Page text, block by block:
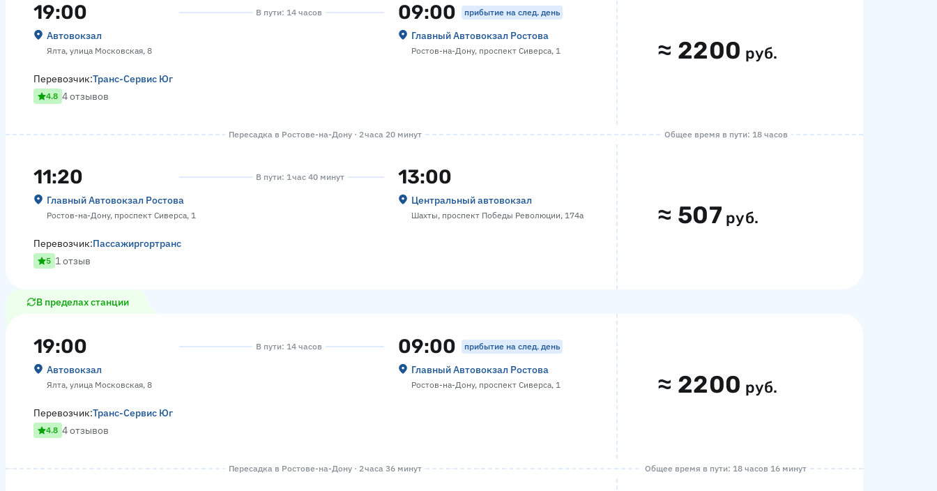
19:00
Автовокзал
Ялта, улица Московская, 8
В пути: 14 часов 09:00 прибытие на след. день
Главный Автовокзал Ростова
Ростов-на-Дону, проспект Сиверса, 1 ≈ 2200 руб.
Перевозчик:Транс-Сервис Юг
4.8 4 отзывов
Пересадка в Ростове-на-Дону · 2 часа 20 минут Общее время в пути: 18 часов
11:20
Главный Автовокзал Ростова
Ростов-на-Дону, проспект Сиверса, 1
В пути: 1 час 40 минут 13:00
Центральный автовокзал
Шахты, проспект Победы Революции, 174а ≈ 507 руб.
Перевозчик:Пассажиргортранс
5 1 отзыв
В пределах станции
19:00
Автовокзал
Ялта, улица Московская, 8
В пути: 14 часов 09:00 прибытие на след. день
Главный Автовокзал Ростова
Ростов-на-Дону, проспект Сиверса, 1 ≈ 2200 руб.
Перевозчик:Транс-Сервис Юг
4.8 4 отзывов
Пересадка в Ростове-на-Дону · 2 часа 36 минут Общее время в пути: 18 часов 16 минут